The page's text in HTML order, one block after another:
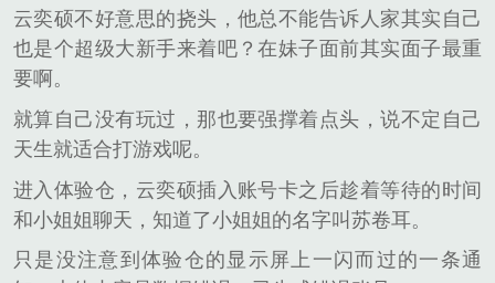
云奕硕不好意思的挠头，他总不能告诉人家其实自己
也是个超级大新手来着吧？在妹子面前其实面子最重
要啊。
就算自己没有玩过，那也要强撑着点头，说不定自己
天生就适合打游戏呢。
进入体验仓，云奕硕插入账号卡之后趁着等待的时间
和小姐姐聊天，知道了小姐姐的名字叫苏卷耳。
只是没注意到体验仓的显示屏上一闪而过的一条通